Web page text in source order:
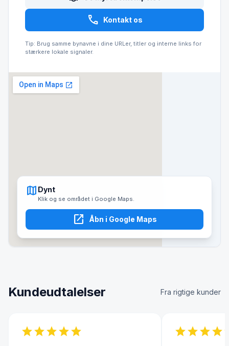
call Kontakt os
Tip: Brug samme bynavne i dine URLer, titler og interne links for
stærkere lokale signaler.
map Dynt
Klik og se området i Google Maps.
open_in_new Åbn i Google Maps
Kundeudtalelser Fra rigtige kunder
starstarstarstarstar starstarstarstar